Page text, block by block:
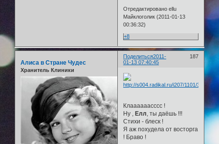
Отредактировано ellu
Майклоголик (2011-01-13
00:36:32)
+8
Поделиться 187
2011-
01-13 07:40:45
Алиса в Стране Чудес
Хранитель Клиники
Клаааааасссс !
Ну ,Елл, ты даёшь !!!
Стихи - блеск !
Я аж похудела от восторга
! Браво !